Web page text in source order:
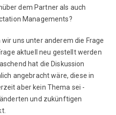
dem Partner als auch
Managements?
uns unter anderem die Frage
aktuell neu gestellt werden
hat die Diskussion
angebracht wäre, diese in
aber kein Thema sei -
und zukünftigen